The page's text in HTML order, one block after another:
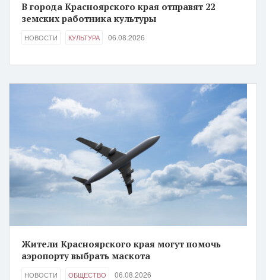
В города Красноярского края отправят 22
земских работника культуры
НОВОСТИ КУЛЬТУРА 06.08.2026
Жители Красноярского края могут помочь
аэропорту выбрать маскота
НОВОСТИ ОБЩЕСТВО 06.08.2026